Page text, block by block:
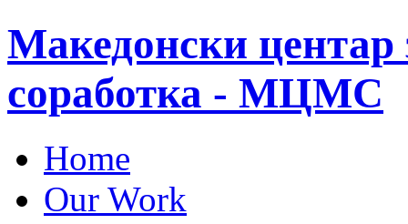
Македонски центар
соработка - МЦМС
Home
Our Work